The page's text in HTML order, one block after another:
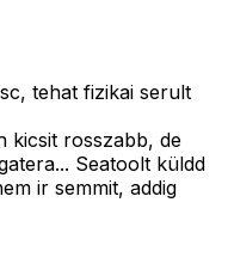
tehat fizikai serult
kicsit rosszabb, de
Seatoolt küldd
ir semmit, addig